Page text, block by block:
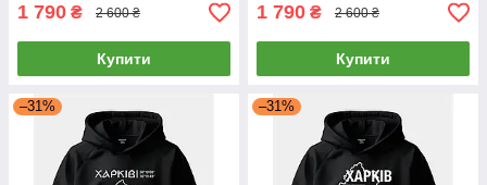
1 790 ₴ 2 600 ₴
Купити
1 790 ₴ 2 600 ₴
Купити
–31% –31%